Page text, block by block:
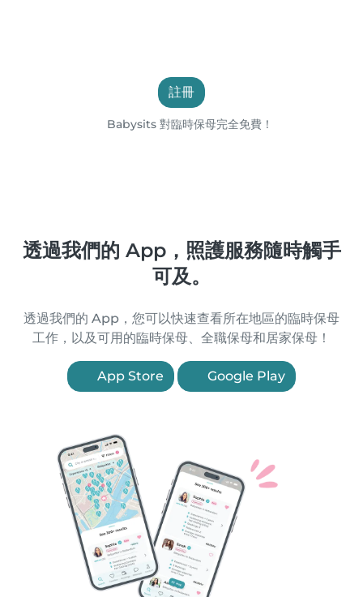
註冊
Babysits 對臨時保母完全免費！
透過我們的 App，照護服務隨時觸手
可及。
透過我們的 App，您可以快速查看所在地區的臨時保母
工作，以及可用的臨時保母、全職保母和居家保母！
App Store Google Play